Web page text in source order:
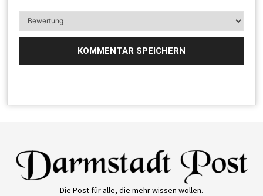
Die Post für alle, die mehr wissen wollen.